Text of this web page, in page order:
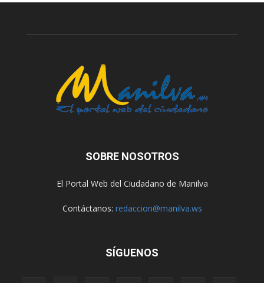
SOBRE NOSOTROS
El Portal Web del Ciudadano de Manilva
Contáctanos: redaccion@manilva.ws
SÍGUENOS